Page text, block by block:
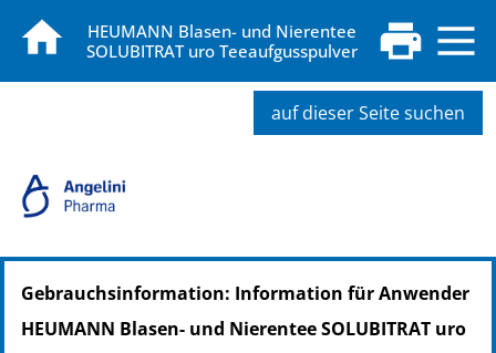
HEUMANN Blasen- und Nierentee
SOLUBITRAT uro Teeaufgusspulver
auf dieser Seite suchen
PZN: 02680714
PPN: 110268071446
NTIN: 04150026807148
Gebrauchsinformation: Information für Anwender
HEUMANN Blasen- und Nierentee SOLUBITRAT uro